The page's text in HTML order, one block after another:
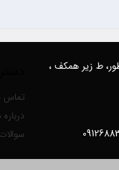
ط زیر همکف ،
تماس
درباره